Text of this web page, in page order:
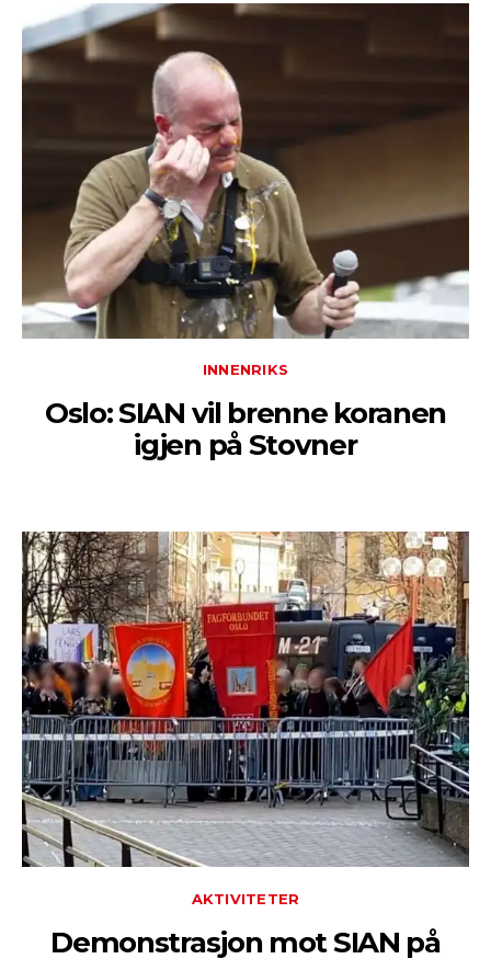
INNENRIKS
Oslo: SIAN vil brenne koranen
igjen på Stovner
AKTIVITETER
Demonstrasjon mot SIAN på